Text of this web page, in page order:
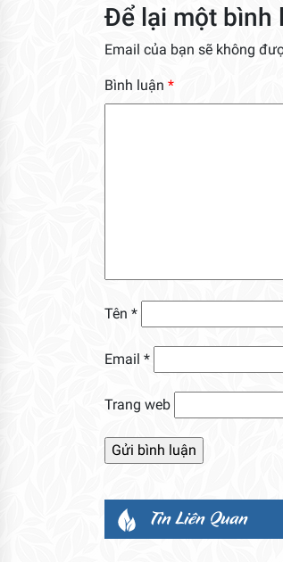
Để lại một bình
Email của bạn sẽ không
Bình luận *
Tên *
Email *
Trang web
Tin Liên Quan